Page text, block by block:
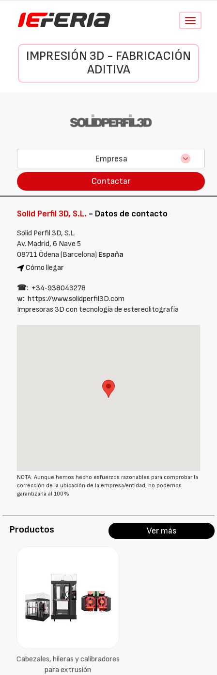
Conmutar
IMPRESIÓN 3D - FABRICACIÓN
ADITIVA
Empresa
Contactar
Solid Perfil 3D, S.L. - Datos de contacto
Solid Perfil 3D, S.L.
Av. Madrid, 6 Nave 5
08711 Òdena (Barcelona) España
Cómo llegar
☎: +34‑938043278
w: https://www.solidperfil3D.com
Impresoras 3D con tecnología de estereolitografía
NOTA: Aunque hemos hecho esfuerzos razonables para comprobar la
corrección de la ubicación de la empresa/entidad, no podemos
garantizarla al 100%
Productos Ver más
Cabezales, hileras y calibradores
para extrusión